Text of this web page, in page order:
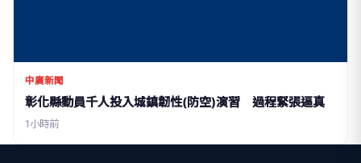
中廣新聞
彰化縣動員千人投入城鎮韌性(防空)演習 過程緊張逼真
1小時前